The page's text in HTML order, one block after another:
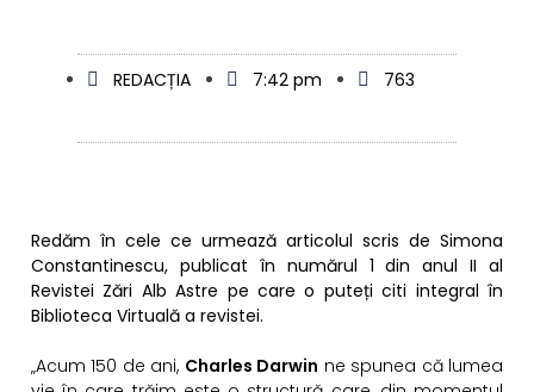
REDACȚIA 7:42 pm 763
Redăm în cele ce urmează articolul scris de Simona
Constantinescu, publicat în numărul 1 din anul II al
Revistei Zări Alb Astre pe care o puteți citi integral în
Biblioteca Virtuală a revistei.
„Acum 150 de ani, Charles Darwin ne spunea că lumea